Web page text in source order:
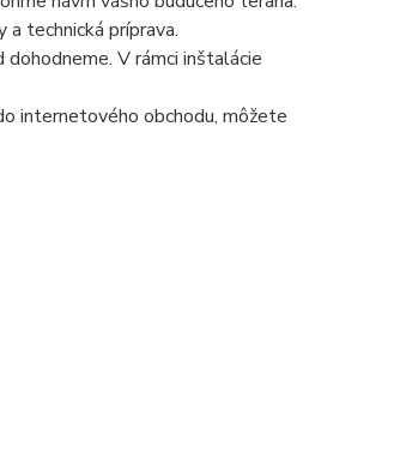
technická príprava.
V rámci inštalácie
internetového obchodu, môžete